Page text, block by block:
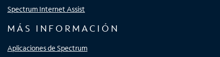
Spectrum Internet Assist
MÁS INFORMACIÓN
Aplicaciones de Spectrum